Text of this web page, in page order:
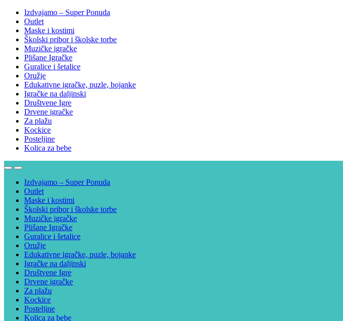
Izdvajamo – Super Ponuda
Outlet
Maske i kostimi
Školski pribor i školske torbe
Muzičke igračke
Plišane Igračke
Guralice i šetalice
Oružje
Edukativne igračke, puzle, bojanke
Igračke na daljinski
Društvene Igre
Drvene igračke
Za plažu
Kockice
Posteljine
Kolica za bebe
Izdvajamo – Super Ponuda
Outlet
Maske i kostimi
Školski pribor i školske torbe
Muzičke igračke
Plišane Igračke
Guralice i šetalice
Oružje
Edukativne igračke, puzle, bojanke
Igračke na daljinski
Društvene Igre
Drvene igračke
Za plažu
Kockice
Posteljine
Kolica za bebe